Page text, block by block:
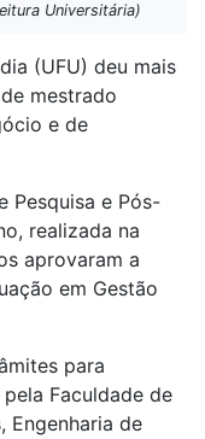
Universitária)
(UFU) deu mais
mestrado
e de
Pesquisa e Pós-
realizada na
aprovaram a
em Gestão
para
Faculdade de
Engenharia de